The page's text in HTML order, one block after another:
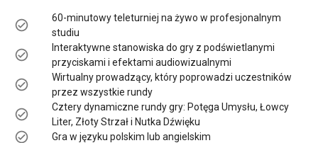
60-minutowy teleturniej na żywo w profesjonalnym
studiu
Interaktywne stanowiska do gry z podświetlanymi
przyciskami i efektami audiowizualnymi
Wirtualny prowadzący, który poprowadzi uczestników
przez wszystkie rundy
Cztery dynamiczne rundy gry: Potęga Umysłu, Łowcy
Liter, Złoty Strzał i Nutka Dźwięku
Gra w języku polskim lub angielskim